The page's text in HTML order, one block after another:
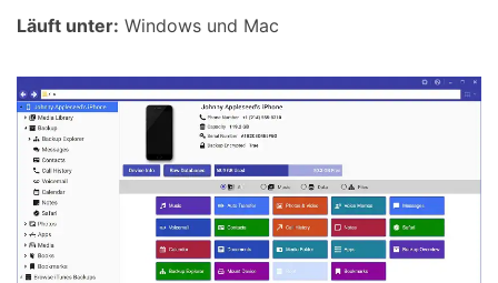
Läuft unter: Windows und Mac